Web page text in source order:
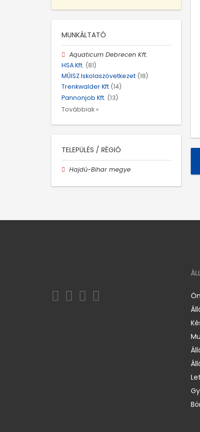
MUNKÁLTATÓ
Aquaticum Debrecen Kft.
HSA Kft. (81)
MŰISZ Iskolaszövetkezet (18)
Trenkwalder Kft (14)
Pannonjob Kft. (13)
Továbbiak »
TELEPÜLÉS / RÉGIÓ
Hajdú-Bihar megye